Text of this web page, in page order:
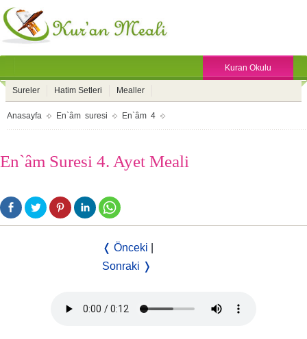
Kuran Okulu
Sureler Hatim Setleri Mealler
Anasayfa En`âm suresi En`âm 4
En`âm Suresi 4. Ayet Meali
❬ Önceki
Sonraki ❭